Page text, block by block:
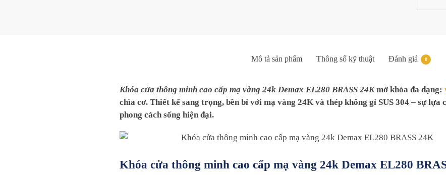
Mô tả sản phẩm Thông số kỹ thuật Đánh giá 0
Khóa cửa thông minh cao cấp mạ vàng 24k Demax EL280 BRASS 24Kmở khóa đa dạng:
chìa cơ. Thiết kế sang trọng, bền bỉ với mạ vàng 24K và thép không gỉ SUS 304 – sự lựa
phong cách sống hiện đại.
Khóa cửa thông minh cao cấp mạ vàng 24k Demax EL280